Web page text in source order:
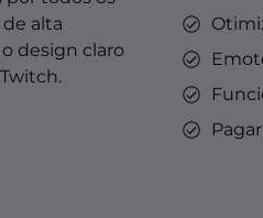
alta
design claro